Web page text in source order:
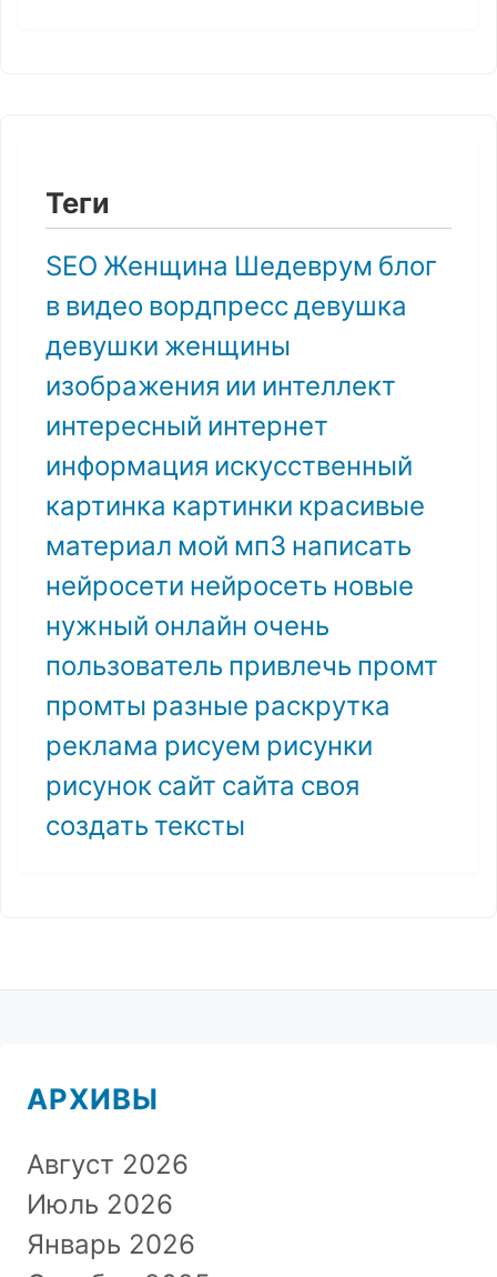
Теги
SEO Женщина Шедеврум блог
в видео вордпрессдевушка
девушки женщины
изображения ии интеллект
интересный интернет
информация искусственный
картинка картинки красивые
материал мой мп3 написать
нейросети нейросеть новые
нужный онлайн очень
пользователь привлечь промт
промты разные раскрутка
реклама рисуем рисунки
рисунок сайт сайта своя
создать тексты
АРХИВЫ
Август 2026
Июль 2026
Январь 2026